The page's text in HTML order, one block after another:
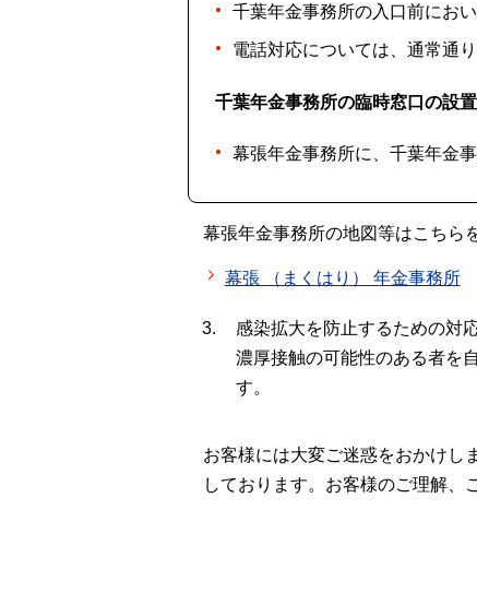
千葉年金事務所の入口前にお
電話対応については、通常通り
千葉年金事務所の臨時窓口の設
幕張年金事務所に、千葉年金
幕張年金事務所の地図等はこちら
幕張 （まくはり） 年金事務所
感染拡大を防止するための対
濃厚接触の可能性のある者を
す。
お客様には大変ご迷惑をおかけし
しております。お客様のご理解、